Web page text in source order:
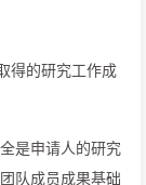
得的研究工作成
是申请人的研究
队成员成果基础